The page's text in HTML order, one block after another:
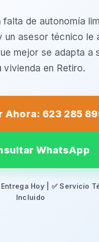
falta de autonomía
un asesor técnico le
mejor se adapta a
vivienda en Retiro.
Ahora: 623 285
WhatsApp
Entrega Hoy | ✅ Servicio
Incluido